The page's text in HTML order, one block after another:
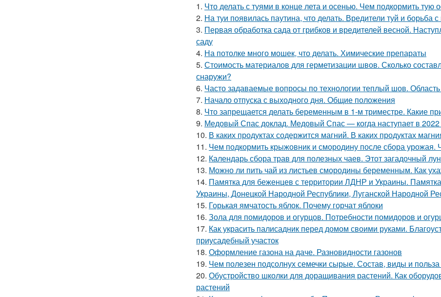
1. Что делать с туями в конце лета и осенью. Чем подкормить тую
2. На туи появилась паутина, что делать. Вредители туй и борьба
3. Первая обработка сада от грибков и вредителей весной.
саду
4. На потолке много мошек, что делать. Химические препараты
5. Стоимость материалов для герметизации швов. Сколько
снаружи?
6. Часто задаваемые вопросы по технологии теплый шов.
7. Начало отпуска с выходного дня. Общие положения
8. Что запрещается делать беременным в 1-м триместре. Какие
9. Медовый Спас доклад. Медовый Спас — когда наступает в 2022
10. В каких продуктах содержится магний. В каких продуктах
11. Чем подкормить крыжовник и смородину после сбора
12. Календарь сбора трав для полезных чаев. Этот загадочный
13. Можно ли пить чай из листьев смородины беременным. Как
14. Памятка для беженцев с территории ЛДНР и Украины.
Украины, Донецкой Народной Республики, Луганской Народной
15. Горькая ямчатость яблок. Почему горчат яблоки
16. Зола для помидоров и огурцов. Потребности помидоров и
17. Как украсить палисадник перед домом своими руками.
приусадебный участок
18. Оформление газона на даче. Разновидности газонов
19. Чем полезен подсолнух семечки сырые. Состав, виды и
20. Обустройство школки для доращивания растений. Как
растений